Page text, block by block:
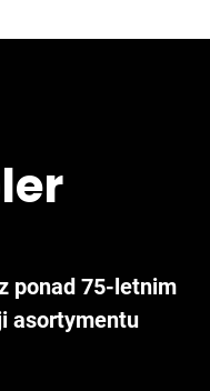
ponad 75-letnim
asortymentu